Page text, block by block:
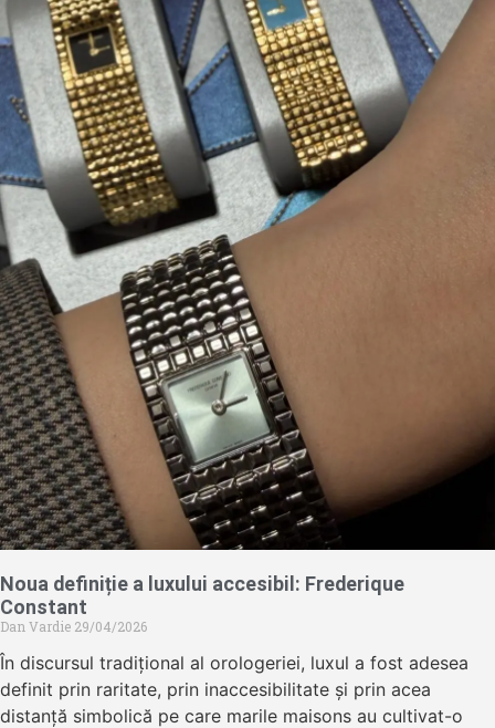
Noua definiție a luxului accesibil: Frederique
Constant
Dan Vardie 29/04/2026
În discursul tradițional al orologeriei, luxul a fost adesea
definit prin raritate, prin inaccesibilitate și prin acea
distanță simbolică pe care marile maisons au cultivat-o